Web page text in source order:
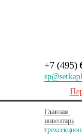
+7 (495)
Главная
инвентарь